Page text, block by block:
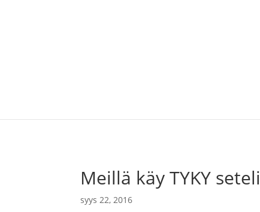
Meillä käy TYKY seteli
syys 22, 2016